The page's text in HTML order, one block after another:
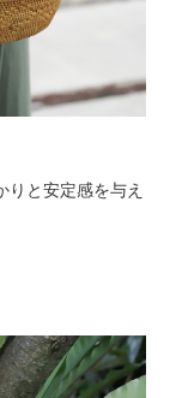
りと安定感を与え